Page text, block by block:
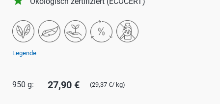
Legende
950 g: 27,90 € (29,37 €/ kg)